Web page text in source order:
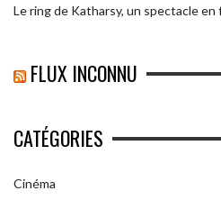
Le ring de Katharsy, un spectacle en
FLUX INCONNU
CATÉGORIES
Cinéma